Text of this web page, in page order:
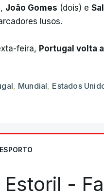
João Gomes (dois) e
lusos.
feira, Portugal volta
, Mundial, Estados
Estoril -